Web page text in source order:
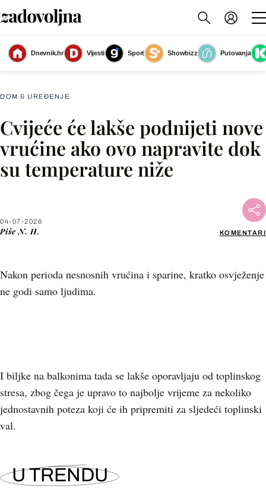
Dnevnik.hr Vijesti Sport Showbizz
Putovanja
Cvijeće će vam biti zahvalno
(Foto: Living4media)
DOM & UREĐENJE
Cvijeće će lakše podnijeti nove
vrućine ako ovo napravite dok
su temperature niže
04-07-2026
Piše N. H. KOMENTARI
Nakon perioda nesnosnih vrućina i sparine, kratko osvježenje
ne godi samo ljudima.
Facebook
X
I biljke na balkonima tada se lakše oporavljaju od toplinskog
stresa, zbog čega je upravo to najbolje vrijeme za nekoliko
jednostavnih poteza koji će ih pripremiti za sljedeći toplinski
val.
U TRENDU